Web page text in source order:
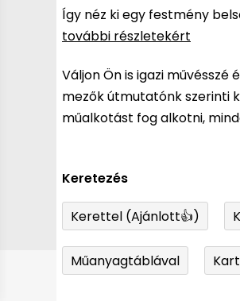
átlagos
értékelése
ből
0,0
csillag.
Így néz ki egy festmény
további részletekért
Váljon Ön is igazi
mezők útmutatónk szerinti
műalkotást fog alkotni,
Keretezés
Kerettel (Ajánlott👍)
Műanyagtáblával